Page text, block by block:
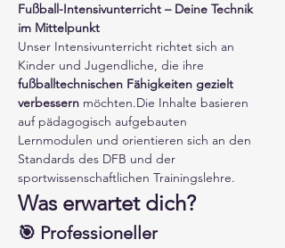
Fußball-Intensivunterricht – Deine Technik
im Mittelpunkt
Unser Intensivunterricht richtet sich an
Kinder und Jugendliche, die ihre
fußballtechnischen Fähigkeiten gezielt
verbessern möchten.Die Inhalte basieren
auf pädagogisch aufgebauten
Lernmodulen und orientieren sich an den
Standards des DFB und der
sportwissenschaftlichen Trainingslehre.
Was erwartet dich?
🎯 Professioneller